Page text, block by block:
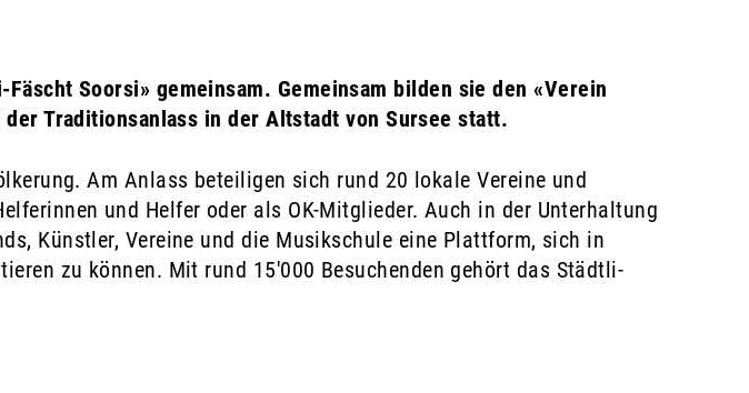
Soorsi» gemeinsam. Gemeinsam bilden sie den «Verein
Traditionsanlass in der Altstadt von Sursee statt.
Am Anlass beteiligen sich rund 20 lokale Vereine und
und Helfer oder als OK-Mitglieder. Auch in der Unterhaltung
Künstler, Vereine und die Musikschule eine Plattform, sich in
zu können. Mit rund 15'000 Besuchenden gehört das Städtli-